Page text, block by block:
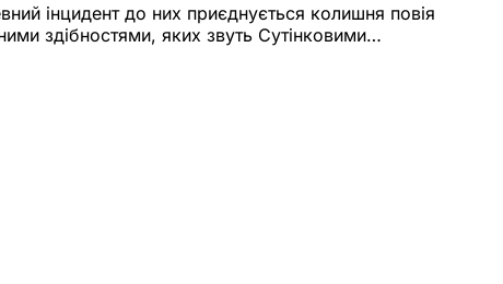
інцидент до них приєднується колишня повія
здібностями, яких звуть Сутінковими…